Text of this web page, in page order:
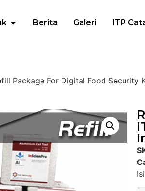
Berita Galeri ITP
Package For Digital Food Security